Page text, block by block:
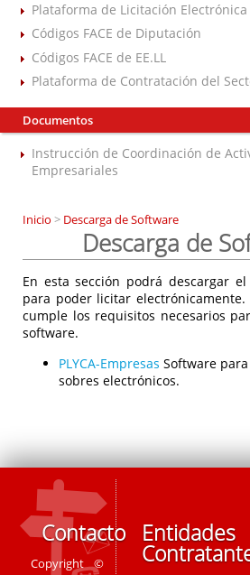
Plataforma de Licitación Electrónica
Códigos FACE de Diputación
Códigos FACE de EE.LL
Plataforma de Contratación del
Documentos
Instrucción de Coordinación de
Empresariales
Inicio > Descarga de Software
Descarga de
En esta sección podrá descargar
para poder licitar
cumple los requisitos necesarios
software.
PLYCA-Empresas Software
sobres electrónicos.
Contacto
Copyright ©
Entidades